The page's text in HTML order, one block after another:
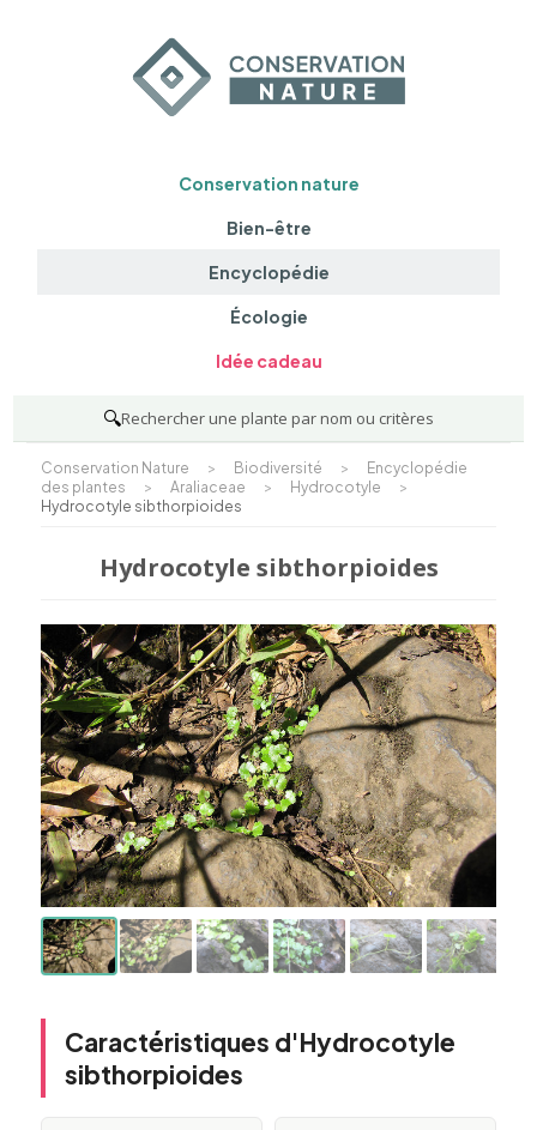
Conservation nature
Bien-être
Encyclopédie
Écologie
Idée cadeau
🔍Rechercher une plante par nom ou critères
Conservation Nature > Biodiversité >
Encyclopédie
des plantes
> Araliaceae > Hydrocotyle
>
Hydrocotyle sibthorpioides
Hydrocotyle sibthorpioides
Caractéristiques d'Hydrocotyle
sibthorpioides